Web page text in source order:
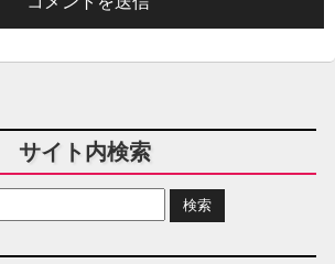
サイト内検索